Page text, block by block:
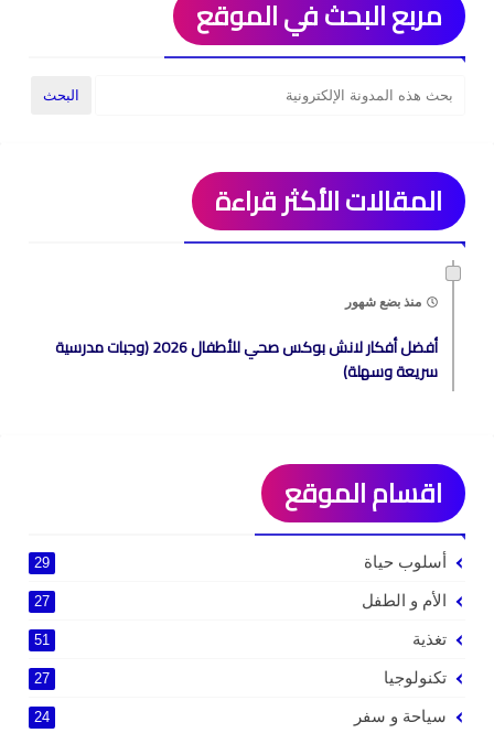
مربع البحث في الموقع
المقالات الأكثر قراءة
منذ بضع شهور
أفضل أفكار لانش بوكس صحي للأطفال 2026 (وجبات مدرسية
سريعة وسهلة)
اقسام الموقع
أسلوب حياة 29
الأم و الطفل 27
تغذية 51
تكنولوجيا 27
سياحة و سفر 24